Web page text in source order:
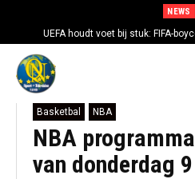
NEWS
UEFA houdt voet bij stuk: FIFA-
Basketbal NBA
NBA
van donderdag